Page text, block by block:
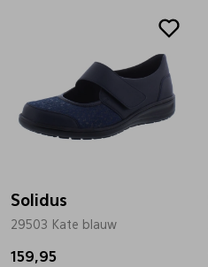
Solidus
29503 Kate blauw
159,95